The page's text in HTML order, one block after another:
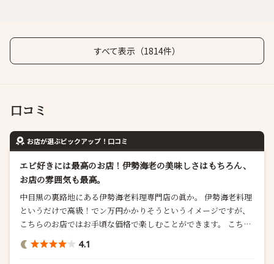
すべて表示（1814件）
口コミ
お店が選ぶピックアップ！口コミ
エビ好きには最高のお店！伊勢海老の美味しさはもちろん、
お店の雰囲気も最高。
中目黒の裏路地にある伊勢海老料理専門店の眞か。 伊勢海老料理
というだけで高級！でン万円かかりそうというイメージですが、
こちらのお店ではお手頃な価格で楽しむことができます。 こちら
のお店では伊勢海老だけでなく、牡蠣などの魚介類、牛肉などの
肉類ももちろんあります。 店内は3階建ての一軒家です。 店内に
4.1